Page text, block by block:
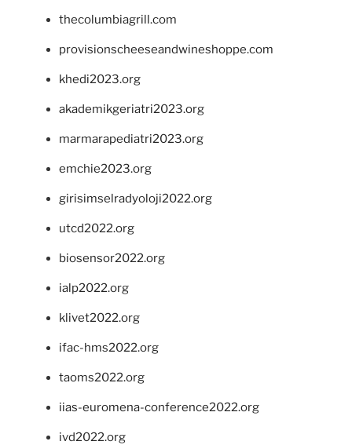
thecolumbiagrill.com
provisionscheeseandwineshoppe.com
khedi2023.org
akademikgeriatri2023.org
marmarapediatri2023.org
emchie2023.org
girisimselradyoloji2022.org
utcd2022.org
biosensor2022.org
ialp2022.org
klivet2022.org
ifac-hms2022.org
taoms2022.org
iias-euromena-conference2022.org
ivd2022.org